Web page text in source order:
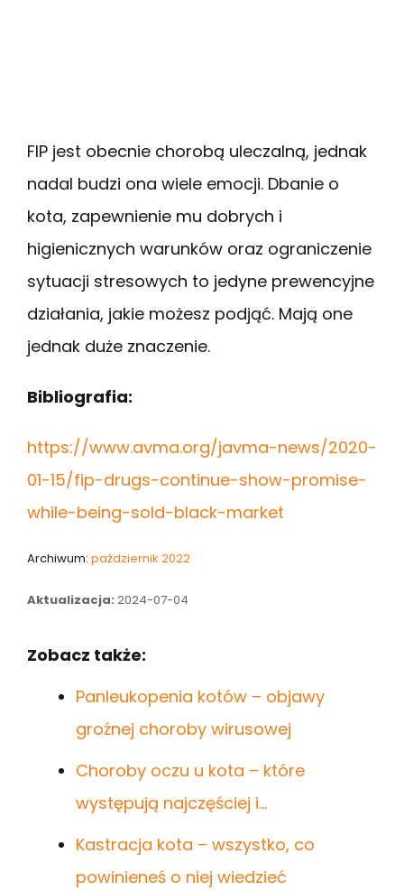
FIP jest obecnie chorobą uleczalną, jednak
nadal budzi ona wiele emocji. Dbanie o
kota, zapewnienie mu dobrych i
higienicznych warunków oraz ograniczenie
sytuacji stresowych to jedyne prewencyjne
działania, jakie możesz podjąć. Mają one
jednak duże znaczenie.
Bibliografia:
https://www.avma.org/javma-news/2020-
01-15/fip-drugs-continue-show-promise-
while-being-sold-black-market
Archiwum: październik 2022
Aktualizacja: 2024-07-04
Zobacz także:
Panleukopenia kotów – objawy
groźnej choroby wirusowej
Choroby oczu u kota – które
występują najczęściej i…
Kastracja kota – wszystko, co
powinieneś o niej wiedzieć